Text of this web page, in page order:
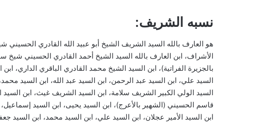
نسبه الشريف:
هو العارف بالله السيد الشريف الشيخ أبو عبيد الله القادري الحسيني
الأشراف، ابن العارف بالله السيد الشيخ أحمد القادري الحسيني شيخ
بالجزيرة الفراتية)، ابن السيد الشيخ محمد القادري الباقري الداري،
السيد علي، ابن السيد عبد الرحمن، ابن السيد عبد الله، ابن السيد
السيد الولي الكبير الشريف سلامة، ابن السيد الشريف غيث، ابن
قاسم الحسيني (الشهير بالأعرج)، ابن السيد يحيى، ابن السيد
ابن السيد الأمير عجلان، ابن السيد علي، ابن السيد محمد، ابن